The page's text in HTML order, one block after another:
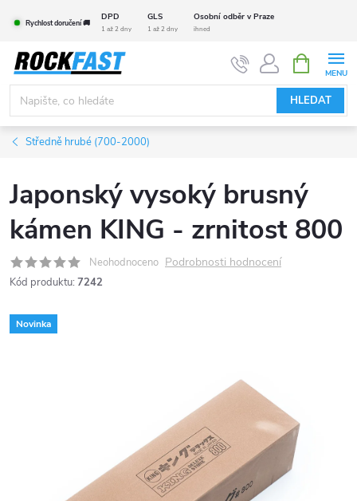
obsah
Rychlost doručení 🚚
DPD GLS Osobní odběr v Praze
1 až 2 dny 1 až 2 dny ihned
HLEDAT
NÁKUPNÍ
KOŠÍK
Středně hrubé (700-2000)
Japonský vysoký brusný
kámen KING - zrnitost 800
Neohodnoceno Podrobnosti hodnocení
Kód produktu: 7242
Novinka